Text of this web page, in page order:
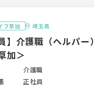
フ草加 埼玉県
】介護職（ヘルパ
加＞
介護職
正社員